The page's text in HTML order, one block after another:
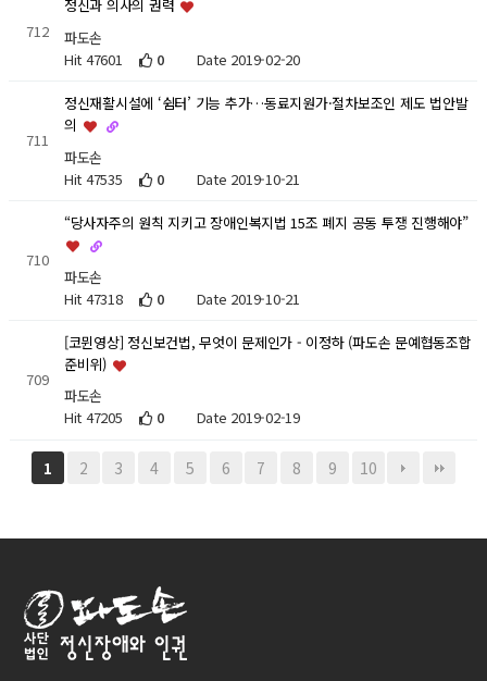
712
정신과 의사의 권력
파도손
Hit 47601
0 Date 2019-02-20
711
정신재활시설에 ‘쉼터’ 기능 추가…동료지원가·절차보조인 제도 법안발
의
파도손
Hit 47535
0 Date 2019-10-21
710
“당사자주의 원칙 지키고 장애인복지법 15조 폐지 공동 투쟁 진행해야”
파도손
Hit 47318
0 Date 2019-10-21
709
[코뮌영상] 정신보건법, 무엇이 문제인가 - 이정하 (파도손 문예협동조합
준비위)
파도손
Hit 47205
0 Date 2019-02-19
1 2 3 4 5 6 7 8 9 10